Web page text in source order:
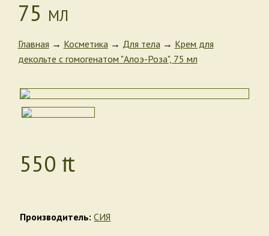
75 мл
Главная → Косметика→ Для тела→ Крем для
декольте с гомогенатом "Алоэ-Роза", 75 мл
550₶
Производитель: СИЯ